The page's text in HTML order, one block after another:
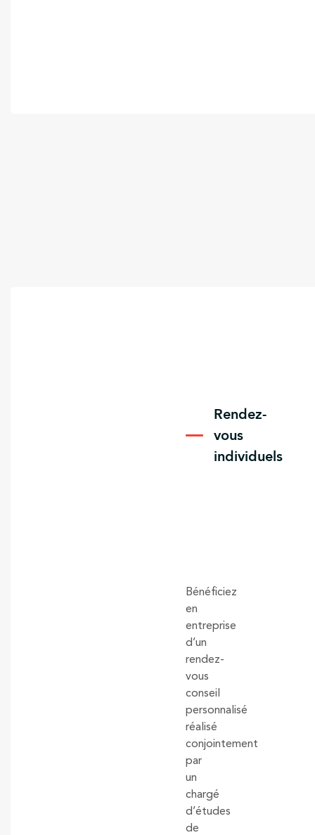
Rendez-
vous
individuels
Bénéficiez
en
entreprise
d’un
rendez-
vous
conseil
personnalisé
réalisé
conjointement
par
un
chargé
d’études
de